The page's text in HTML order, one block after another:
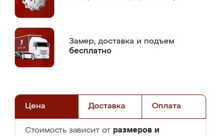
Замер, доставка и подъем
бесплатно
Цена Доставка Оплата
Стоимость зависит от размеров и